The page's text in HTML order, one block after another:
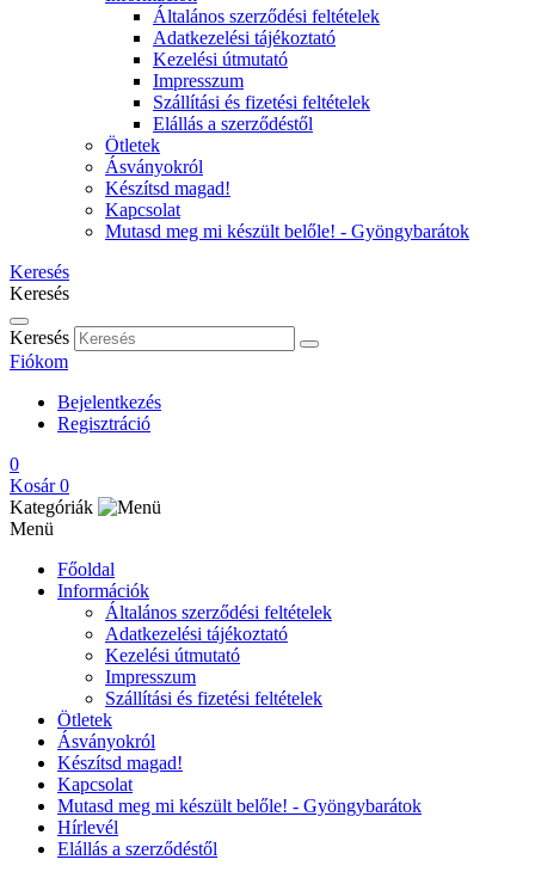
Általános szerződési feltételek
Adatkezelési tájékoztató
Kezelési útmutató
Impresszum
Szállítási és fizetési feltételek
Elállás a szerződéstől
Ötletek
Ásványokról
Készítsd magad!
Kapcsolat
Mutasd meg mi készült belőle! - Gyöngybarátok
Keresés
Keresés
Keresés
Fiókom
Bejelentkezés
Regisztráció
0
Kosár 0
Kategóriák
Menü
Főoldal
Információk
Általános szerződési feltételek
Adatkezelési tájékoztató
Kezelési útmutató
Impresszum
Szállítási és fizetési feltételek
Ötletek
Ásványokról
Készítsd magad!
Kapcsolat
Mutasd meg mi készült belőle! - Gyöngybarátok
Hírlevél
Elállás a szerződéstől